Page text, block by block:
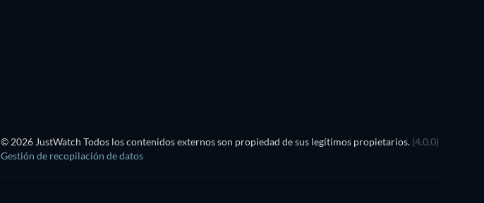
© 2026 JustWatch Todos los contenidos externos son propiedad de sus legítimos propietarios. (4.0.0)
Gestión de recopilación de datos